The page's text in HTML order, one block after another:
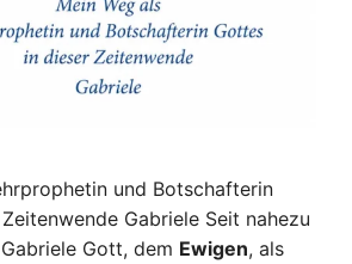
und Botschafterin
Gabriele Seit nahezu
Gott, dem Ewigen, als